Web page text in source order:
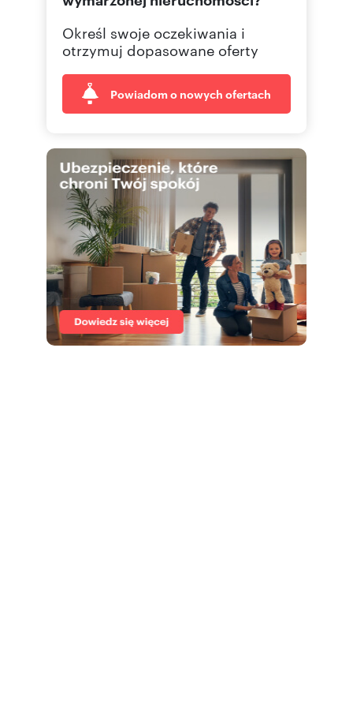
Określ swoje oczekiwania i
otrzymuj dopasowane oferty
Powiadom o nowych ofertach